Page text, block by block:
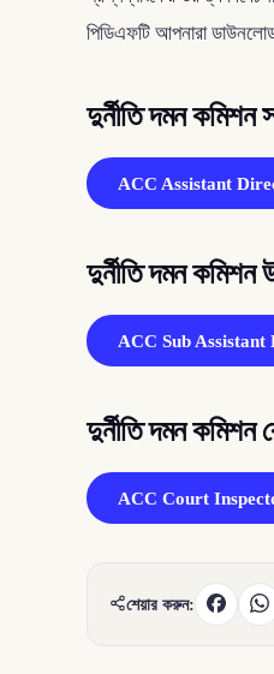
পিডিএফটি আপনারা
দুর্নীতি দমন কমিশন
ACC Assistant
দুর্নীতি দমন কমিশন
ACC Sub
দুর্নীতি দমন কমিশন
ACC Court
শেয়ার করুন: